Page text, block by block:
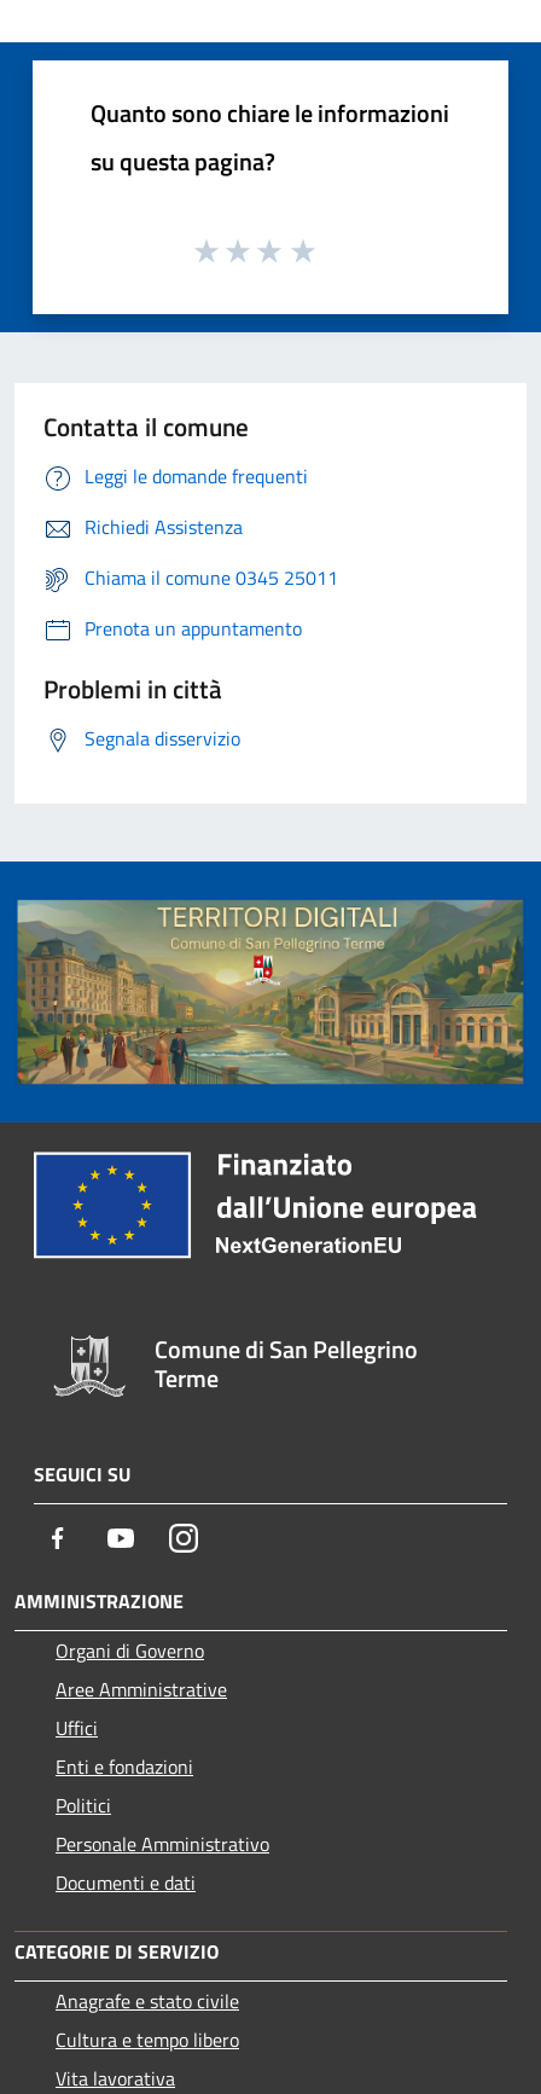
Quanto sono chiare le informazioni
su questa pagina?
Contatta il comune
Leggi le domande frequenti
Richiedi Assistenza
Chiama il comune 0345 25011
Prenota un appuntamento
Problemi in città
Segnala disservizio
Comune di San Pellegrino
Terme
SEGUICI SU
Facebook YoutubeInstagram
AMMINISTRAZIONE
Organi di Governo
Aree Amministrative
Uffici
Enti e fondazioni
Politici
Personale Amministrativo
Documenti e dati
CATEGORIE DI SERVIZIO
Anagrafe e stato civile
Cultura e tempo libero
Vita lavorativa